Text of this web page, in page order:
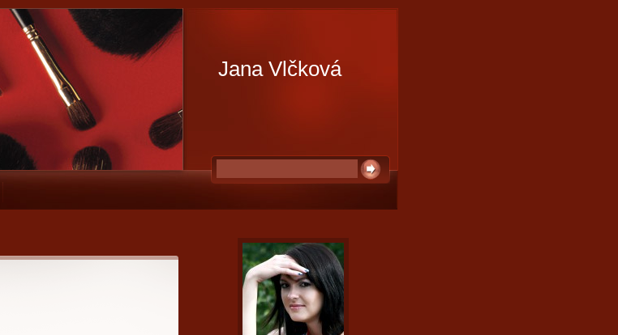
Jana Vlčková